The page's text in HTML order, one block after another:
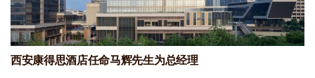
西安康得思酒店任命马辉先生为总经理